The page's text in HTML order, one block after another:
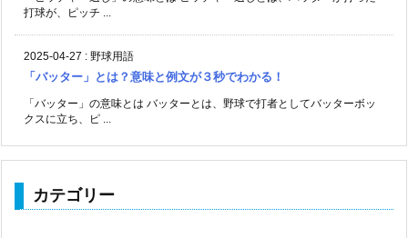
打球が、ピッチ ...
2025-04-27 : 野球用語
「バッター」とは？意味と例文が３秒でわかる！
「バッター」の意味とは バッターとは、野球で打者としてバッターボッ
クスに立ち、ピ ...
カテゴリー